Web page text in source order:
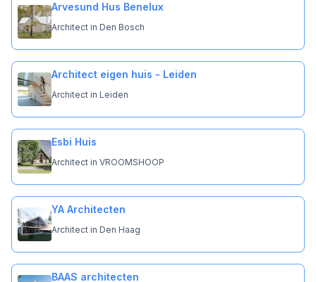
Arvesund Hus Benelux
Architect in Den Bosch
Architect eigen huis - Leiden
Architect in Leiden
Esbi Huis
Architect in VROOMSHOOP
YA Architecten
Architect in Den Haag
BAAS architecten